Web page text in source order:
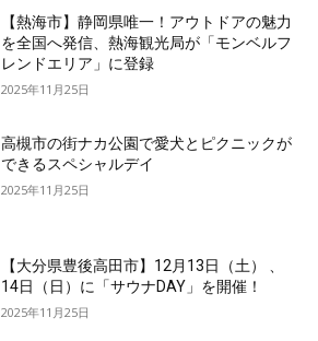
【熱海市】静岡県唯一！アウトドアの魅力
を全国へ発信、熱海観光局が「モンベルフ
レンドエリア」に登録
2025年11月25日
高槻市の街ナカ公園で愛犬とピクニックが
できるスペシャルデイ
2025年11月25日
【大分県豊後高田市】12月13日（土） 、
14日（日）に「サウナDAY」を開催！
2025年11月25日